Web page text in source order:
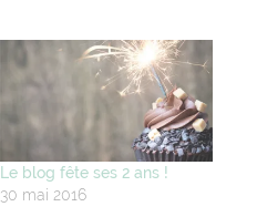
Le blog fête ses 2 ans !
30 mai 2016